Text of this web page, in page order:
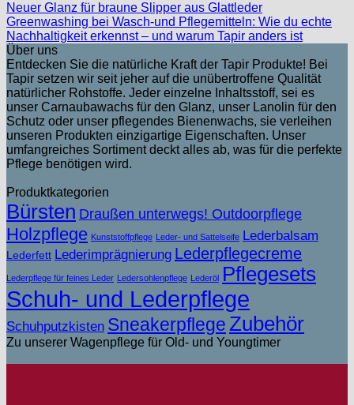
Neuer Glanz für braune Slipper aus Glattleder
Greenwashing bei Wasch-und Pflegemitteln: Wie du echte
Nachhaltigkeit erkennst – und warum Tapir anders ist
Über uns
Entdecken Sie die natürliche Kraft der Tapir Produkte! Bei
Tapir setzen wir seit jeher auf die unübertroffene Qualität
natürlicher Rohstoffe. Jeder einzelne Inhaltsstoff, sei es
unser Carnaubawachs für den Glanz, unser Lanolin für den
Schutz oder unser pflegendes Bienenwachs, sie verleihen
unseren Produkten einzigartige Eigenschaften. Unser
umfangreiches Sortiment deckt alles ab, was für die perfekte
Pflege benötigen wird.
Produktkategorien
Bürsten Draußen unterwegs! Outdoorpflege
Holzpflege Kunststoffpflege Leder- und Sattelseife Lederbalsam
Lederfett Lederimprägnierung Lederpflegecreme
Lederpflege für feines Leder Ledersohlenpflege Lederöl Pflegesets
Schuh- und Lederpflege
Schuhputzkisten Sneakerpflege Zubehör
Zu unserer Wagenpflege für Old- und Youngtimer